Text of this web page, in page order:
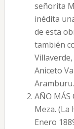
señorita
inédita
de esta
también
Aniceto
Aramburu.
AÑO MÁS
Meza. (La
Enero